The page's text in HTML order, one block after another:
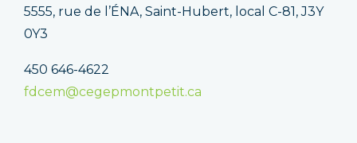
5555, rue de l’ÉNA, Saint-Hubert, local C-81, J3Y
0Y3
450 646-4622
fdcem@cegepmontpetit.ca